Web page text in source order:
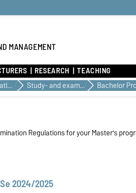
MANAGEMENT
RESEARCH TEACHING
Study Organization & Documents Study- and exam regulations Bachelor
Regulations for your Master's
2024/2025